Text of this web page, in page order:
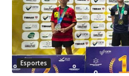
Esportes